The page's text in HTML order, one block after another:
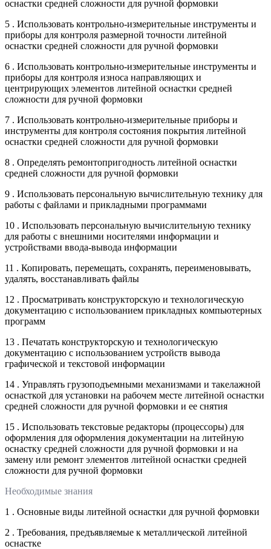
оснастки средней сложности для ручной формовки
5 . Использовать контрольно-измерительные инструменты и
приборы для контроля размерной точности литейной
оснастки средней сложности для ручной формовки
6 . Использовать контрольно-измерительные инструменты и
приборы для контроля износа направляющих и
центрирующих элементов литейной оснастки средней
сложности для ручной формовки
7 . Использовать контрольно-измерительные приборы и
инструменты для контроля состояния покрытия литейной
оснастки средней сложности для ручной формовки
8 . Определять ремонтопригодность литейной оснастки
средней сложности для ручной формовки
9 . Использовать персональную вычислительную технику для
работы с файлами и прикладными программами
10 . Использовать персональную вычислительную технику
для работы с внешними носителями информации и
устройствами ввода-вывода информации
11 . Копировать, перемещать, сохранять, переименовывать,
удалять, восстанавливать файлы
12 . Просматривать конструкторскую и технологическую
документацию с использованием прикладных компьютерных
программ
13 . Печатать конструкторскую и технологическую
документацию с использованием устройств вывода
графической и текстовой информации
14 . Управлять грузоподъемными механизмами и такелажной
оснасткой для установки на рабочем месте литейной оснастки
средней сложности для ручной формовки и ее снятия
15 . Использовать текстовые редакторы (процессоры) для
оформления для оформления документации на литейную
оснастку средней сложности для ручной формовки и на
замену или ремонт элементов литейной оснастки средней
сложности для ручной формовки
Необходимые знания
1 . Основные виды литейной оснастки для ручной формовки
2 . Требования, предъявляемые к металлической литейной
оснастке